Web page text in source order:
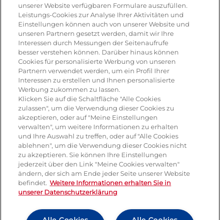
Pizza
Pasta & aufläufe
Salat
Risotto
Dessert
Tiramisu
Vegetarisch
Produkte
Mozzarella
Mascarpone
Ricotta
unserer Website verfügbaren Formulare auszufüllen.
Leistungs-Cookies zur Analyse Ihrer Aktivitäten und
Einstellungen können auch von unserer Website und
unseren Partnern gesetzt werden, damit wir Ihre
Interessen durch Messungen der Seitenaufrufe
besser verstehen können. Darüber hinaus können
Cookies für personalisierte Werbung von unseren
Partnern verwendet werden, um ein Profil Ihrer
Interessen zu erstellen und Ihnen personalisierte
Werbung zukommen zu lassen.
Klicken Sie auf die Schaltfläche "Alle Cookies
zulassen", um die Verwendung dieser Cookies zu
akzeptieren, oder auf "Meine Einstellungen
verwalten", um weitere Informationen zu erhalten
und Ihre Auswahl zu treffen, oder auf "Alle Cookies
ablehnen", um die Verwendung dieser Cookies nicht
zu akzeptieren. Sie können Ihre Einstellungen
jederzeit über den Link "Meine Cookies verwalten"
ändern, der sich am Ende jeder Seite unserer Website
befindet. Weitere Informationen erhalten Sie in
unserer Datenschutzerklärung